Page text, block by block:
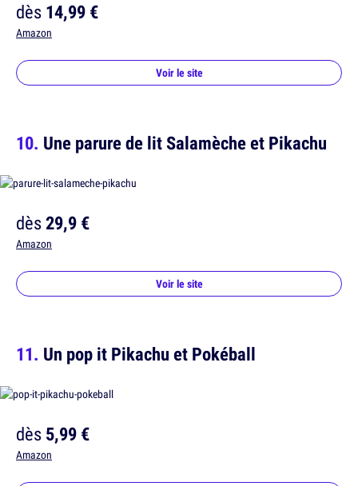
dès14,99 €
Amazon
Voir le site
Une parure de lit Salamèche et Pikachu
dès29,9 €
Amazon
Voir le site
Un pop it Pikachu et Pokéball
dès5,99 €
Amazon